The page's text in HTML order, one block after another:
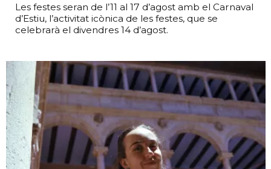
Les festes seran de l’11 al 17 d’agost amb el Carnaval
d’Estiu, l’activitat icònica de les festes, que se
celebrarà el divendres 14 d’agost.